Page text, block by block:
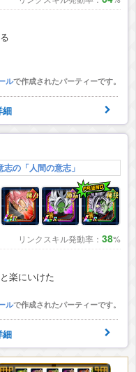
ルで作成されたパーティーです。
細
の「人間の意志」
リンクスキル発動率： 38%
楽にいけた
ルで作成されたパーティーです。
細